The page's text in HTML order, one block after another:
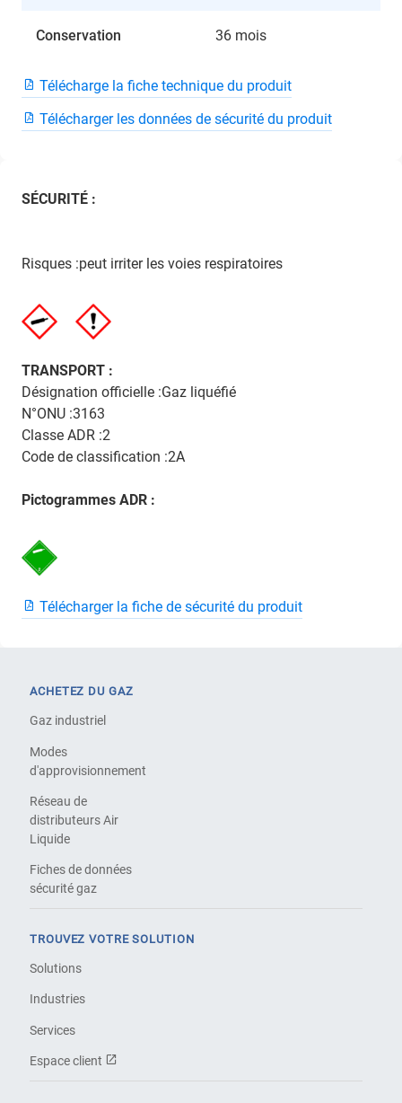
Conservation 36 mois
Télécharge la fiche technique du produit
Télécharger les données de sécurité du produit
SÉCURITÉ :
Risques :peut irriter les voies respiratoires
TRANSPORT :
Désignation officielle :Gaz liquéfié
N°ONU :3163
Classe ADR :2
Code de classification :2A
Pictogrammes ADR :
Télécharger la fiche de sécurité du produit
ACHETEZ DU GAZ
Gaz industriel
Modes
d'approvisionnement
Réseau de
distributeurs Air
Liquide
Fiches de données
sécurité gaz
TROUVEZ VOTRE SOLUTION
Solutions
Industries
Services
Espace client